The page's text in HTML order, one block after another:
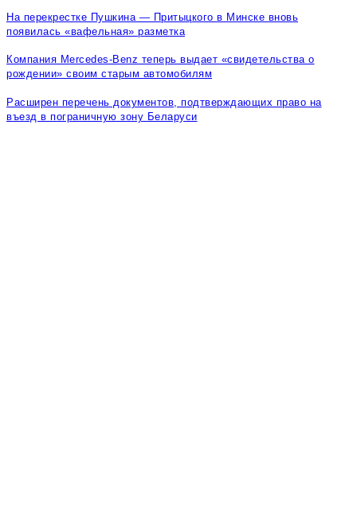
На перекрестке Пушкина — Притыцкого в Минске вновь
появилась «вафельная» разметка
Компания Mercedes-Benz теперь выдает «свидетельства о
рождении» своим старым автомобилям
Расширен перечень документов, подтверждающих право на
въезд в пограничную зону Беларуси